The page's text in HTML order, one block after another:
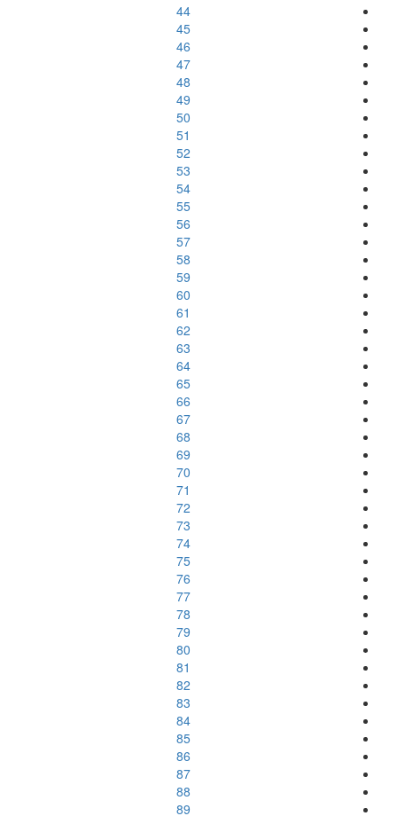
44
45
46
47
48
49
50
51
52
53
54
55
56
57
58
59
60
61
62
63
64
65
66
67
68
69
70
71
72
73
74
75
76
77
78
79
80
81
82
83
84
85
86
87
88
89